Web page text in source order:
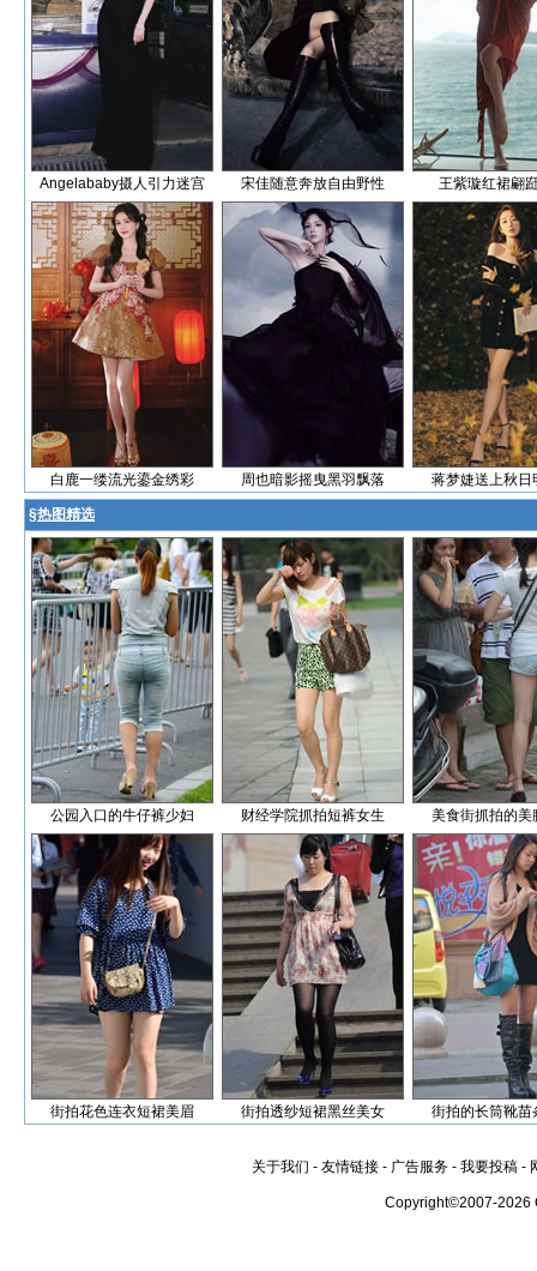
Angelababy摄人引力迷宫 宋佳随意奔放自由野性 王紫璇红裙翩
白鹿一缕流光鎏金绣彩 周也暗影摇曳黑羽飘落 蒋梦婕送上秋日
§热图精选
公园入口的牛仔裤少妇 财经学院抓拍短裤女生 美食街抓拍的美
街拍花色连衣短裙美眉 街拍透纱短裙黑丝美女 街拍的长筒靴苗
关于我们 - 友情链接 - 广告服务 - 我要投稿 -
Copyright©2007-2026